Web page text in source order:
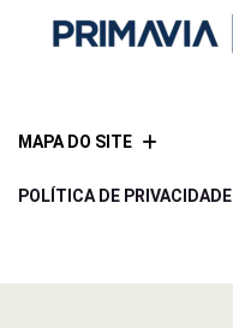
MAPA DO SITE
POLÍTICA DE PRIVACIDADE